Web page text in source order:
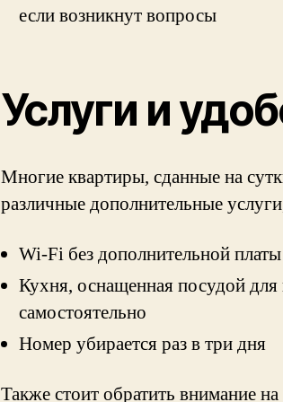
если возникнут вопросы
Услуги и
Многие квартиры, сданные на
различные дополнительные
Wi-Fi без дополнительной платы
Кухня, оснащенная посудой
самостоятельно
Номер убирается раз в три дня
Также стоит обратить внимание